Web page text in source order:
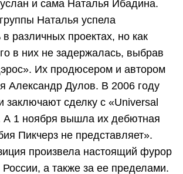
и сама Наталья Ибадина.
Наталья успела
в различных проектах, но как
в них не задержалась, выбрав
Их продюсером и автором
Александр Дулов. В 2006 году
сделку с «Universal
А 1 ноября вышла их дебютная
Пикчерз не представляет».
произвела настоящий фурор
России, а также за ее пределами.